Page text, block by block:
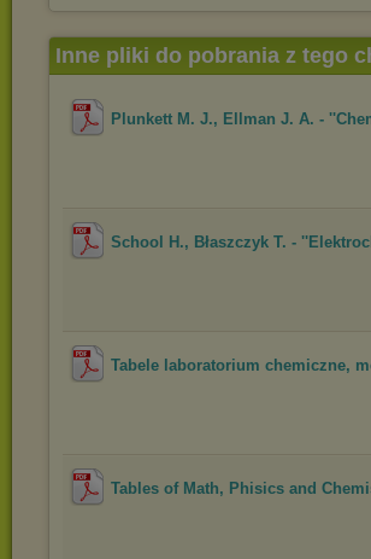
Inne pliki do pobrania z tego
Plunkett M. J., Ellman J. A. -
School H., Błaszczyk T. -
Tabele laboratorium chemiczne,
Tables of Math, Phisics and